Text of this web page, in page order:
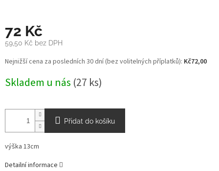
72 Kč
59,50 Kč bez DPH
Měrná
cena:
Nejnižší cena za posledních 30 dní (bez volitelných příplatků): Kč72,00
Skladem u nás (27 ks)
Přidat do košíku
výška 13cm
Detailní informace